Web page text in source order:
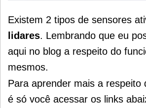
Existem 2 tipos de sensores
lidares. Lembrando que eu
aqui no blog a respeito do
mesmos.
Para aprender mais a respeito
é só você acessar os links